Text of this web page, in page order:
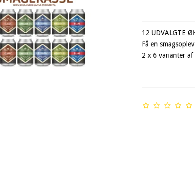
12 UDVALGTE
Få en
2 x 6 varianter af